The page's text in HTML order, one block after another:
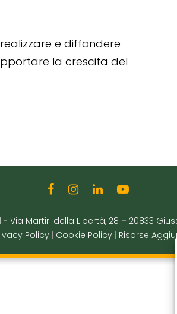
e diffondere
la crescita del
- Via Martiri della Libertà, 28 – 20833
Policy
Cookie Policy Risorse